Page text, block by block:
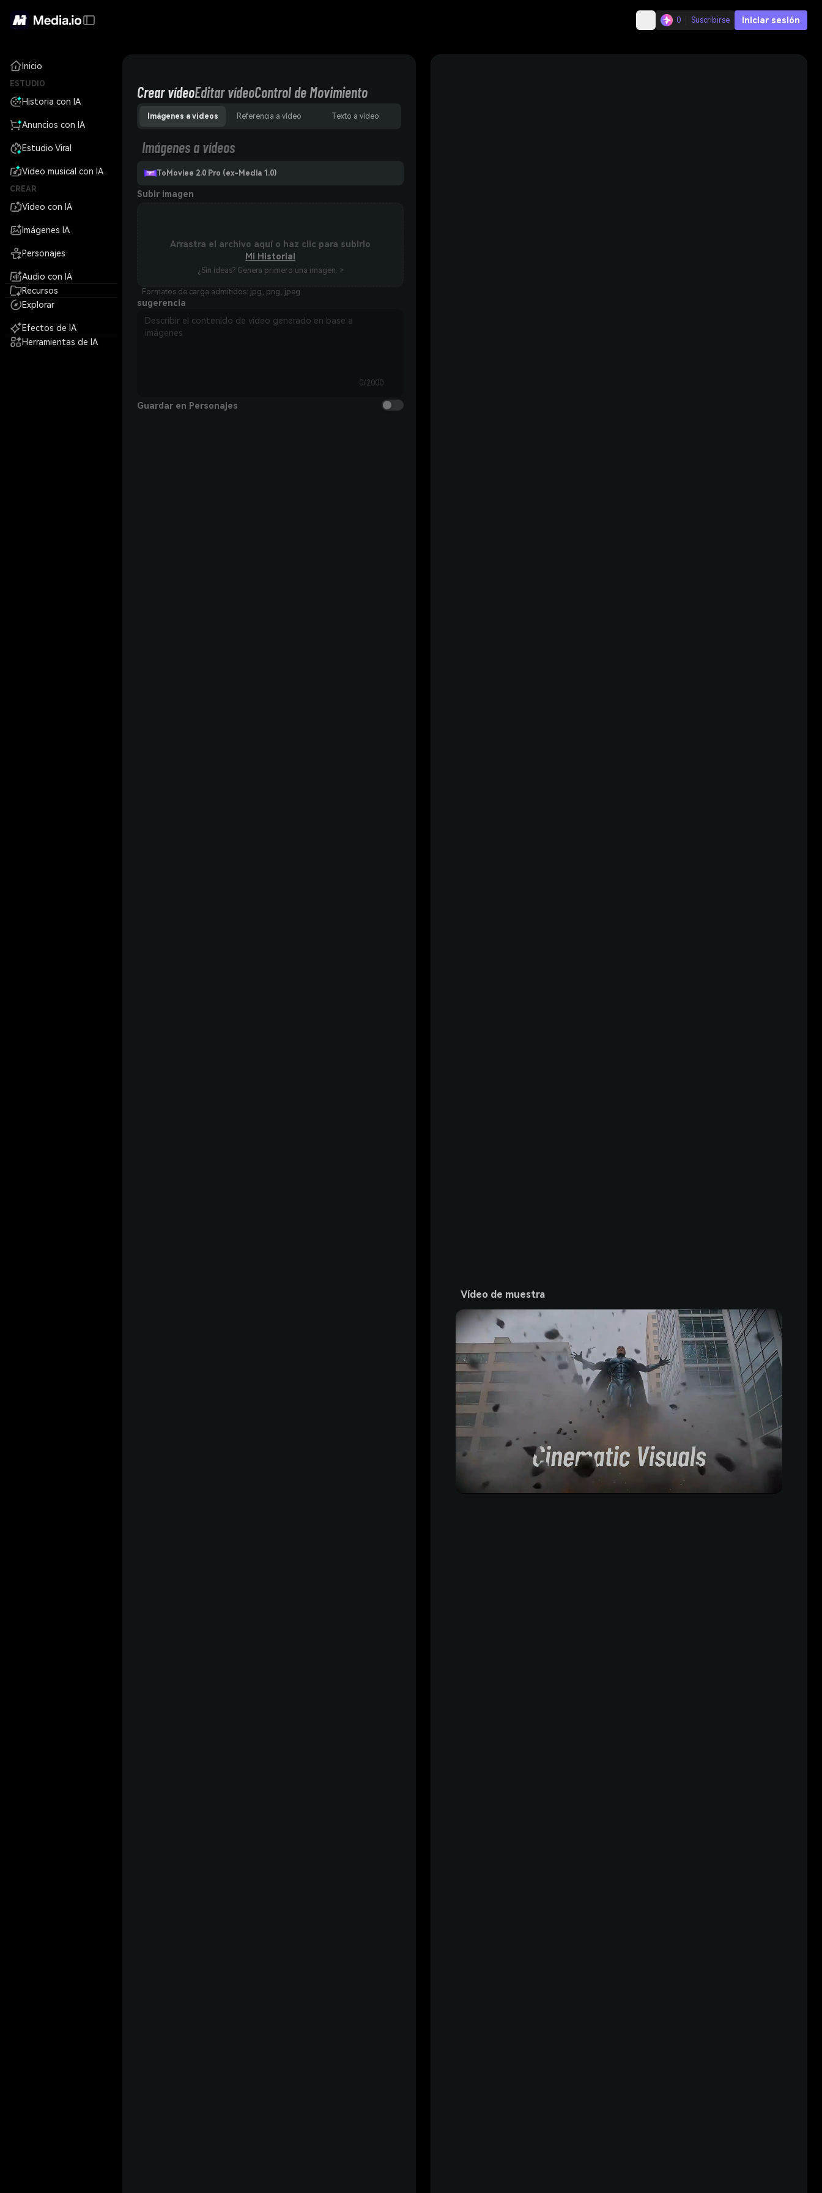
0 Suscribirse Iniciar sesión
Inicio
ESTUDIO
Historia con IA
Anuncios con IA
Estudio Viral
Video musical con IA
CREAR
Video con IA
Imágenes IA
Personajes
Audio con IA
Recursos
Explorar
Efectos de IA
Herramientas de IA
Crear vídeoEditar vídeoControl de Movimiento
Imágenes a vídeos Referencia a vídeo Texto a vídeo
Imágenes a vídeos
ToMoviee 2.0 Pro (ex-Media 1.0)
Subir imagen
Arrastra el archivo aquí o haz clic para subirlo
Mi Historial
¿Sin ideas? Genera primero una imagen. >
Formatos de carga admitidos: jpg, png, jpeg.
sugerencia
0/2000
Guardar en Personajes
Vídeo de muestra